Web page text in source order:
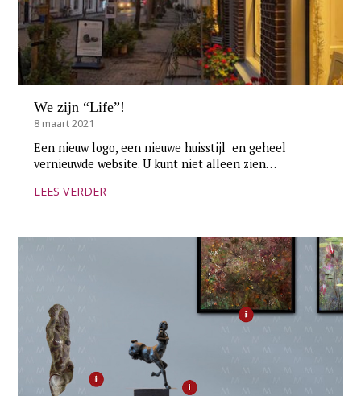
We zijn “Life”!
8 maart 2021
Een nieuw logo, een nieuwe huisstijl en geheel
vernieuwde website. U kunt niet alleen zien…
LEES VERDER